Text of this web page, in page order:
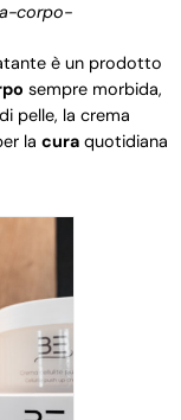
corpo-
è un prodotto
sempre morbida,
pelle, la crema
la cura quotidiana